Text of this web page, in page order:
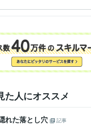
える
た人にオススメ
れた落とし穴
記事